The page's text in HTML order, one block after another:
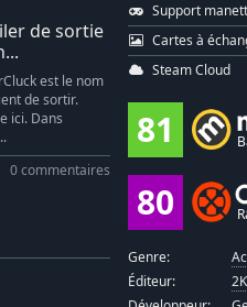
de sortie
est le nom
de sortir.
ici. Dans
0 commentaires
Support
Cartes à
Steam Cloud
81
80
Genre:
Éditeur: